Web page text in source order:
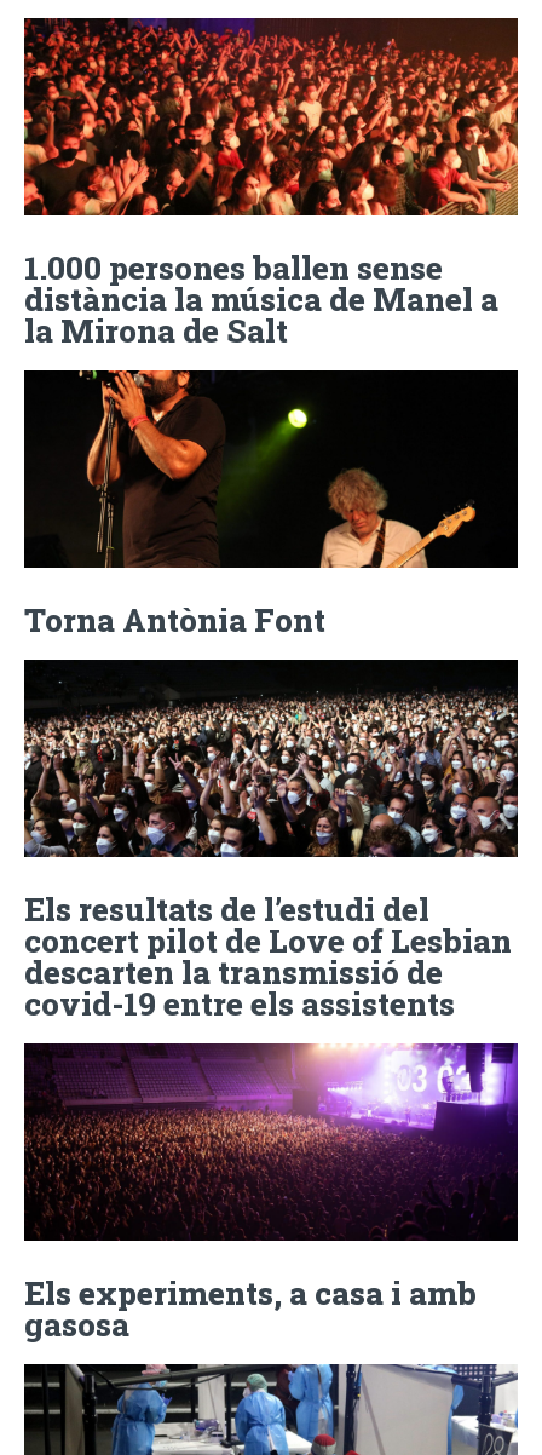
1.000 persones ballen sense
distància la música de Manel a
la Mirona de Salt
Torna Antònia Font
Els resultats de l’estudi del
concert pilot de Love of Lesbian
descarten la transmissió de
covid-19 entre els assistents
Els experiments, a casa i amb
gasosa